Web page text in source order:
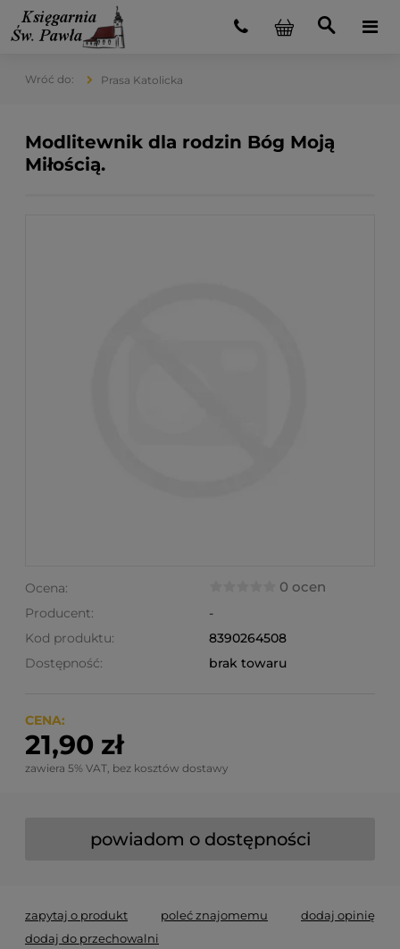
Prasa Katolicka
Modlitewnik dla rodzin Bóg Moją
Miłością.
Ocena: 0 ocen
Producent:
-
Kod produktu:
8390264508
Dostępność:
brak towaru
CENA:
21,90 zł
zawiera 5% VAT, bez kosztów dostawy
powiadom o dostępności
zapytaj o produkt poleć znajomemu
dodaj opinię
dodaj do przechowalni